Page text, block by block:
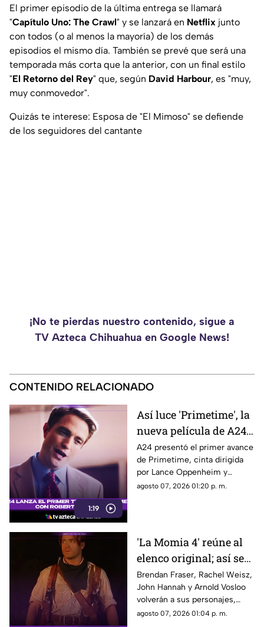
El primer episodio de la última entrega se llamará
"Capítulo Uno: The Crawl" y se lanzará en Netflix junto
con todos (o al menos la mayoría) de los demás
episodios el mismo día. También se prevé que será una
temporada más corta que la anterior, con un final estilo
"El Retorno del Rey" que, según David Harbour, es "muy,
muy conmovedor".
Quizás te interese: Esposa de "El Mimoso" se defiende
de los seguidores del cantante
¡No te pierdas nuestro contenido, sigue a
TV Azteca Chihuahua en Google News!
CONTENIDO RELACIONADO
1:19
Así luce 'Primetime', la
nueva película de A24
con Robert Pattinson
como protagonista
A24 presentó el primer avance
de Primetime, cinta dirigida
por Lance Oppenheim y
protagonizada por Robert
agosto 07, 2026 01:20 p. m.
'La Momia 4' reúne al
elenco original; así será
el regreso de Rick
O’Connell e Imhotep
Brendan Fraser, Rachel Weisz,
John Hannah y Arnold Vosloo
volverán a sus personajes,
mientras Oded Fehr y Kevin J.
agosto 07, 2026 01:04 p. m.